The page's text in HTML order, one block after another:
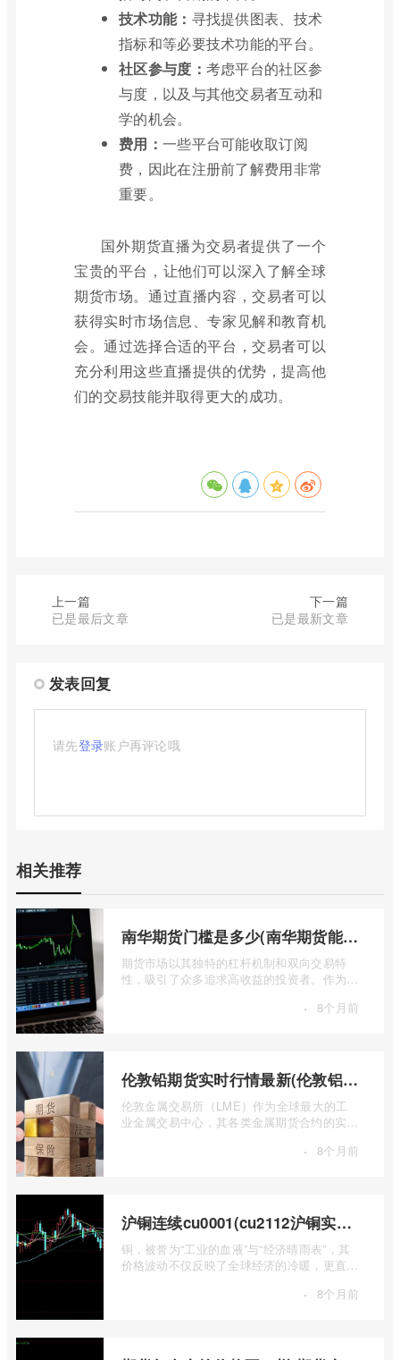
技术功能： 寻找提供图表、技术
指标和等必要技术功能的平台。
社区参与度： 考虑平台的社区参
与度，以及与其他交易者互动和
学的机会。
费用： 一些平台可能收取订阅
费，因此在注册前了解费用非常
重要。
国外期货直播为交易者提供了一个
宝贵的平台，让他们可以深入了解全球
期货市场。通过直播内容，交易者可以
获得实时市场信息、专家见解和教育机
会。通过选择合适的平台，交易者可以
充分利用这些直播提供的优势，提高他
们的交易技能并取得更大的成功。
上一篇
已是最后文章
下一篇
已是最新文章
发表回复
请先登录账户再评论哦
相关推荐
南华期货门槛是多少(南华期货能做国际期货吗)
期货市场以其独特的杠杆机制和双向交易特
性，吸引了众多追求高收益的投资者。作为中
· 8个月前
伦敦铅期货实时行情最新(伦敦铝锡期货实时行情)
伦敦金属交易所（LME）作为全球最大的工
业金属交易中心，其各类金属期货合约的实时
· 8个月前
沪铜连续cu0001(cu2112沪铜实时行情)
铜，被誉为“工业的血液”与“经济晴雨表”，其
价格波动不仅反映了全球经济的冷暖，更直接
· 8个月前